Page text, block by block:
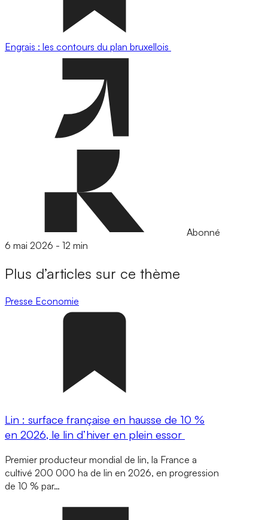
Engrais : les contours du plan bruxellois
Abonné
6 mai 2026 - 12 min
Plus d’articles sur ce thème
Presse Economie
Lin : surface française en hausse de 10 %
en 2026, le lin d’hiver en plein essor
Premier producteur mondial de lin, la France a
cultivé 200 000 ha de lin en 2026, en progression
de 10 % par…